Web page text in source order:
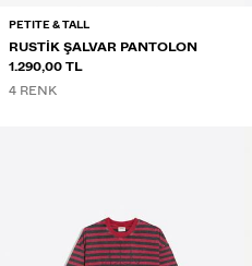
PETITE & TALL
RUSTIK ŞALVAR PANTOLON
1.290,00 TL
4 RENK